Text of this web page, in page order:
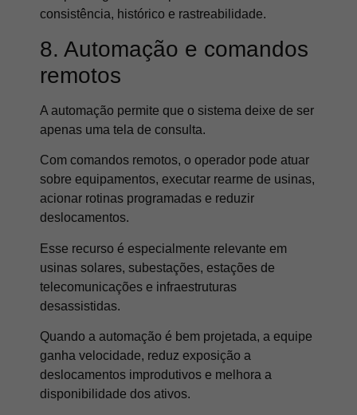
consistência, histórico e rastreabilidade.
8. Automação e comandos
remotos
A automação permite que o sistema deixe de ser
apenas uma tela de consulta.
Com comandos remotos, o operador pode atuar
sobre equipamentos, executar rearme de usinas,
acionar rotinas programadas e reduzir
deslocamentos.
Esse recurso é especialmente relevante em
usinas solares, subestações, estações de
telecomunicações e infraestruturas
desassistidas.
Quando a automação é bem projetada, a equipe
ganha velocidade, reduz exposição a
deslocamentos improdutivos e melhora a
disponibilidade dos ativos.